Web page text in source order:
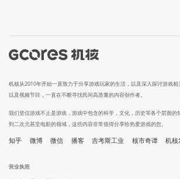
机核从2010年开始一直致力于分享游戏玩家的生活，以及深入探讨游戏
以及视频节目，一直在不断寻找民间高质量的内容创作者。
我们坚信游戏不止是游戏，游戏中包含的科学，文化，历史等各个层面的
到二次元甚至电影的领域，这些内容非常值得分享给热爱游戏的您。
知乎 微博 微信 播客 吉考斯工业 核市奇谭 机核
营业执照